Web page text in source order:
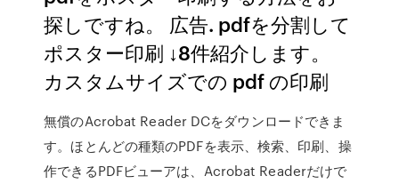
探しですね。 広告. pdfを分割して
ポスター印刷 ↓8件紹介します。
カスタムサイズでの pdf の印刷
無償のAcrobat Reader DCをダウンロードできま
す。ほとんどの種類のPDFを表示、検索、印刷、操
作できるPDFビューアは、Acrobat Readerだけで